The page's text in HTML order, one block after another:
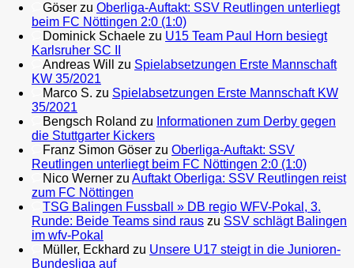
Göser zu Oberliga-Auftakt: SSV Reutlingen unterliegt
beim FC Nöttingen 2:0 (1:0)
Dominick Schaele zu U15 Team Paul Horn besiegt
Karlsruher SC II
Andreas Will
zu Spielabsetzungen Erste Mannschaft
KW 35/2021
Marco S. zu Spielabsetzungen Erste Mannschaft KW
35/2021
Bengsch Roland zu Informationen zum Derby gegen
die Stuttgarter Kickers
Franz Simon Göser zu Oberliga-Auftakt: SSV
Reutlingen unterliegt beim FC Nöttingen 2:0 (1:0)
Nico Werner zu Auftakt Oberliga: SSV Reutlingen reist
zum FC Nöttingen
TSG Balingen Fussball » DB regio WFV-Pokal, 3.
Runde: Beide Teams sind raus zu SSV schlägt Balingen
im wfv-Pokal
Müller, Eckhard zu Unsere U17 steigt in die Junioren-
Bundesliga auf